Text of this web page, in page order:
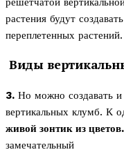
растения будут
переплетенных растений.
Виды
3. Но можно создавать
вертикальных клумб. К
живой зонтик из цветов.
замечательный